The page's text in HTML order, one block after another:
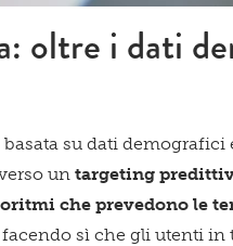
Acconsento a
oltre i dati
su dati
untargeting
che prevedono le
sì che gli utenti in